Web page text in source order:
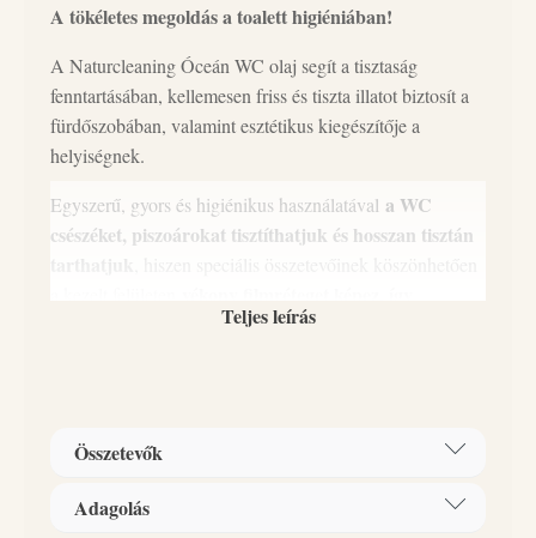
A tökéletes megoldás a toalett higiéniában!
A Naturcleaning Óceán WC olaj segít a tisztaság
fenntartásában, kellemesen friss és tiszta illatot biztosít a
fürdőszobában, valamint esztétikus kiegészítője a
helyiségnek.
Egyszerű, gyors és higiénikus használatával a WC
csészéket, piszoárokat tisztíthatjuk és hosszan tisztán
megakadályozza az újabb szennyeződések és vízkő
pálmaolaj mentes, vegán, biológiailag jól lebomló,
természetes összetevőkből készült WC higiéniai termék.
Teljes leírás
Összetevők
Összetevők: izopropil-alkohol 30% és ennél több,
Adagolás